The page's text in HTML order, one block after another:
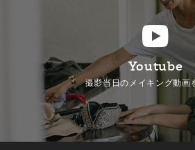
Youtube
撮影当日のメイキング動画